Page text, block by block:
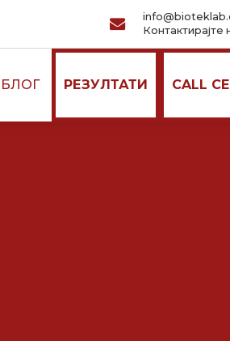
Контактирајте
БЛОГ РЕЗУЛТАТИ CALL